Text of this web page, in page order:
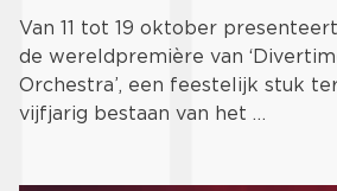
Van 11 tot 19 oktober
de wereldpremière van
Orchestra’, een feestelijk stuk
vijfjarig bestaan van het …